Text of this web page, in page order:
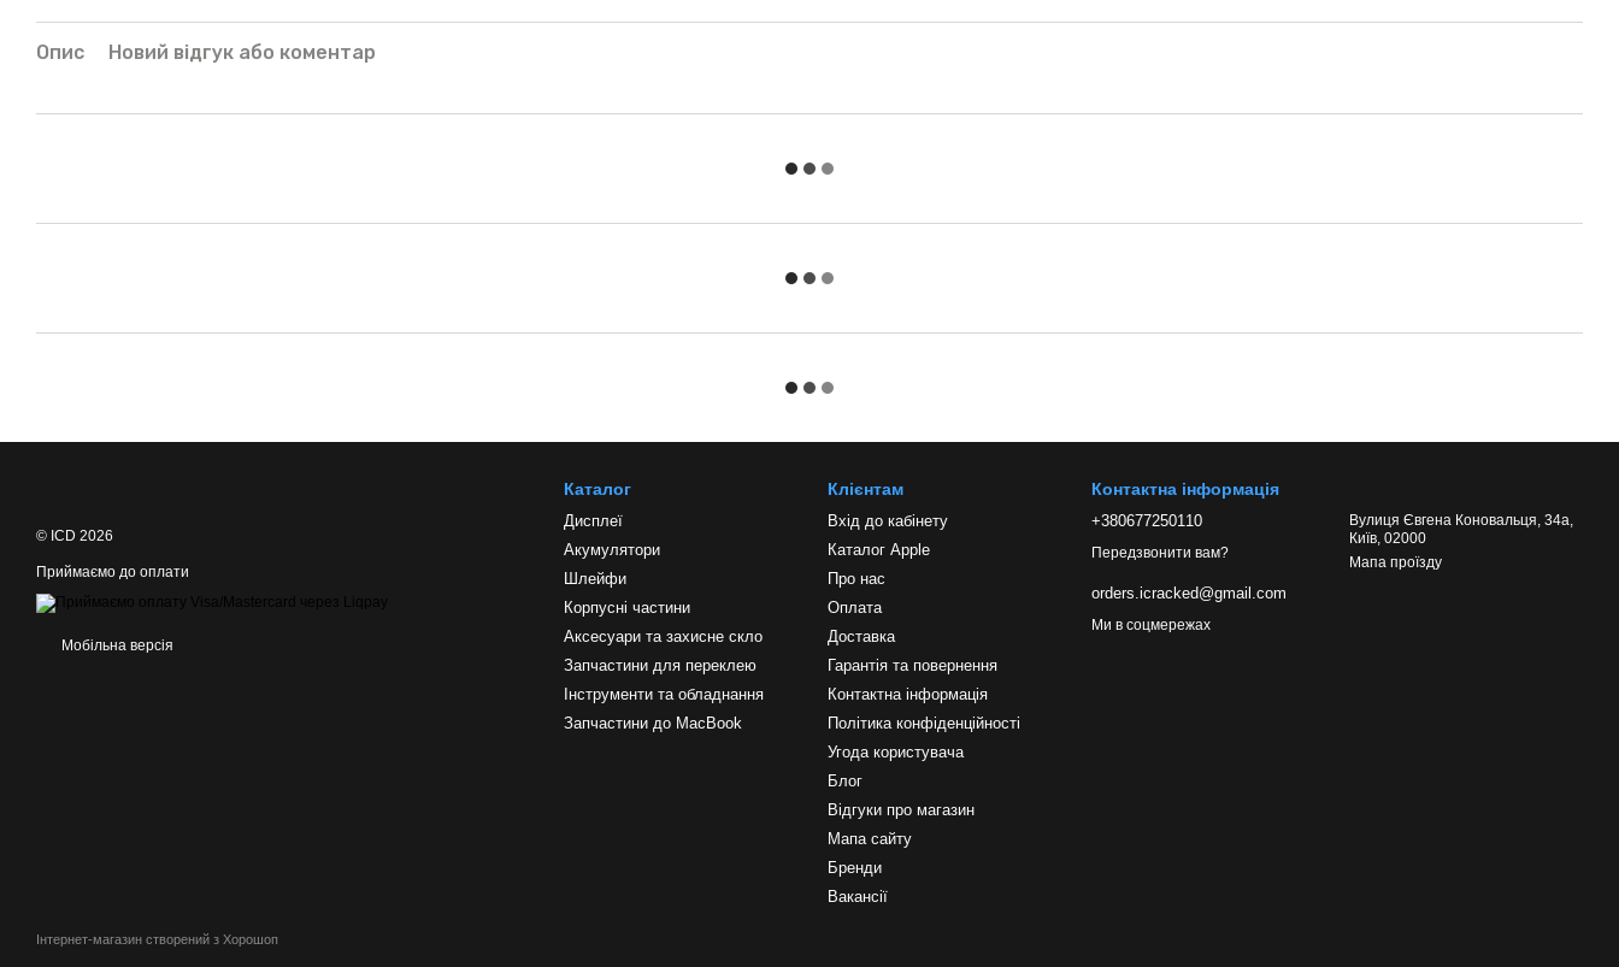
Опис Новий відгук або коментар
© ICD 2026
Приймаємо до оплати
Мобільна версія
Інтернет-магазин створений з Хорошоп
Каталог
Дисплеї
Акумулятори
Шлейфи
Корпусні частини
Аксесуари та захисне скло
Запчастини для переклею
Інструменти та обладнання
Запчастини до MacBook
Клієнтам
Вхід до кабінету
Каталог Apple
Про нас
Оплата
Доставка
Гарантія та повернення
Контактна інформація
Політика конфіденційності
Угода користувача
Блог
Відгуки про магазин
Мапа сайту
Бренди
Вакансії
Контактна інформація
+380677250110
Передзвонити вам?
orders.icracked@gmail.com
Вулиця Євгена Коновальця, 34а,
Київ, 02000
Мапа проїзду
Ми в соцмережах